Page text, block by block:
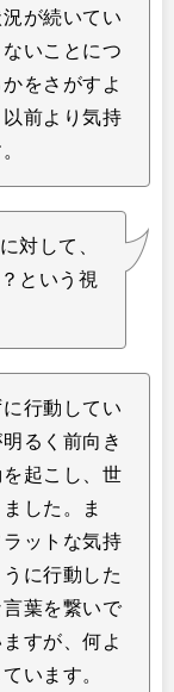
が続いてい
いことにつ
をさがすよ
前より気持
対して、
という視
行動してい
るく前向き
起こし、世
した。ま
ットな気持
に行動した
葉を繋いで
すが、何よ
います。